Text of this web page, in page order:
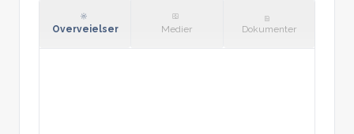
håndflater/fotsåler/slimhinner eller tegn
Overveielser Medier Dokumenter